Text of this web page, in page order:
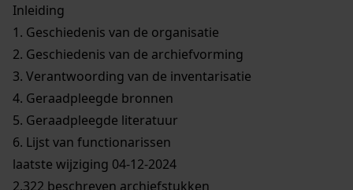
Inleiding
1. Geschiedenis van de organisatie
2. Geschiedenis van de archiefvorming
3. Verantwoording van de inventarisatie
4. Geraadpleegde bronnen
5. Geraadpleegde literatuur
6. Lijst van functionarissen
laatste wijziging 04-12-2024
2.322 beschreven archiefstukken